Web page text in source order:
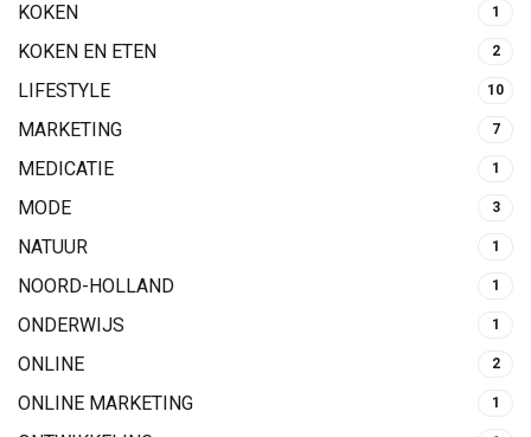
KOKEN 1
KOKEN EN ETEN 2
LIFESTYLE 10
MARKETING 7
MEDICATIE 1
MODE 3
NATUUR 1
NOORD-HOLLAND 1
ONDERWIJS 1
ONLINE 2
ONLINE MARKETING 1